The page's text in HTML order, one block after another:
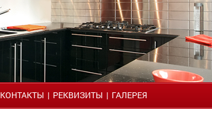
КОНТАКТЫ | РЕКВИЗИТЫ | ГАЛЕРЕЯ